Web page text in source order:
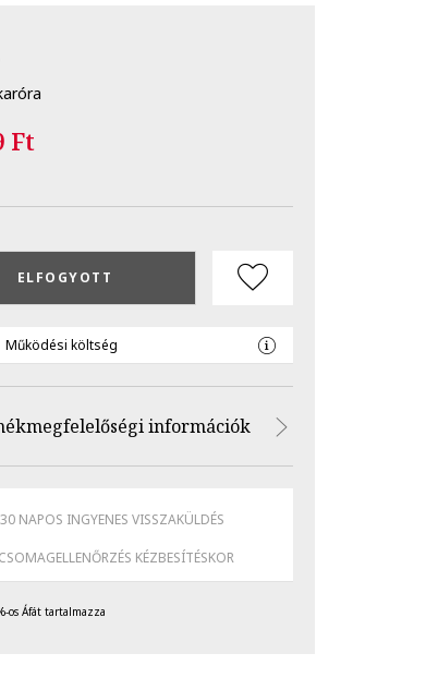
Ft
ELFOGYOTT
Működési költség
információk
30 NAPOS INGYENES VISSZAKÜLDÉS
CSOMAGELLENŐRZÉS KÉZBESÍTÉSKOR
os Áfát tartalmazza